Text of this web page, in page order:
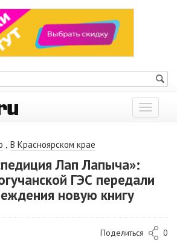
Показать
меню
, В Красноярском крае
Лап Лапыча»:
ГЭС передали
новую книгу
Поделиться 0